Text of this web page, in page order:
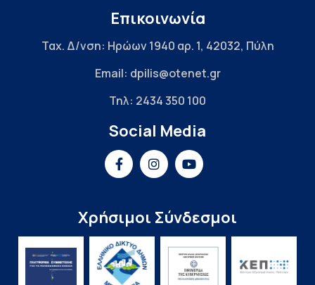
Επικοινωνία
Ταχ. Δ/νση: Ηρώων 1940 αρ. 1, 42032, Πύλη
Email: dpilis@otenet.gr
Τηλ: 2434 350 100
Social Media
Χρήσιμοι Σύνδεσμοι